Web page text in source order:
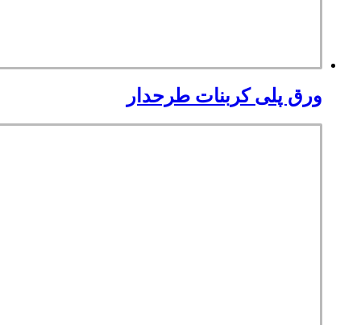
ورق پلی کربنات طرحدار